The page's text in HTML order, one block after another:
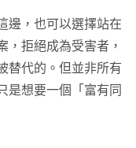
邊，也可以選擇站在
，拒絕成為受害者，
替代的。但並非所有
是想要一個「富有同